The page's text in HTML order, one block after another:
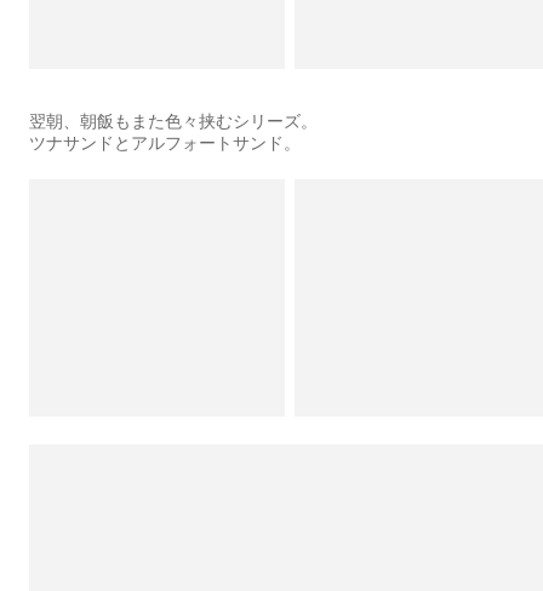
翌朝、朝飯もまた色々挟むシリーズ。
ツナサンドとアルフォートサンド。